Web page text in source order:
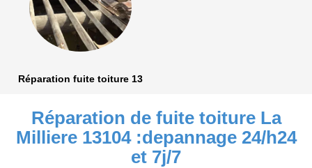
Réparation fuite toiture 13
Réparation de fuite toiture La
Milliere 13104 :depannage 24/h24
et 7j/7